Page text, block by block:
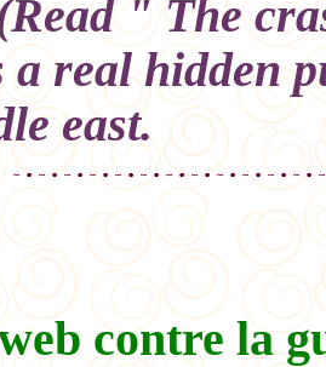
" The
a real hidden
east.
contre la